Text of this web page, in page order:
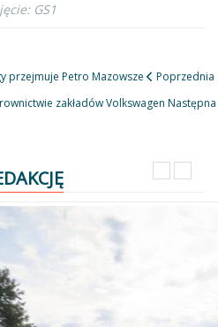
GS1
przejmuje Petro Mazowsze
Poprzednia
zakładów Volkswagen Następna